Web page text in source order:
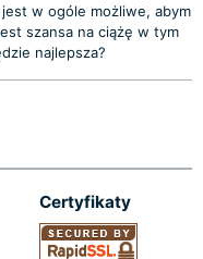
jest w ogóle możliwe, abym
szansa na ciążę w tym
najlepsza?
Certyfikaty